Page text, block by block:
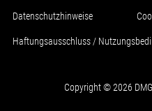
Datenschutzhinweise
Haftungsausschluss /
Copyright © 2026